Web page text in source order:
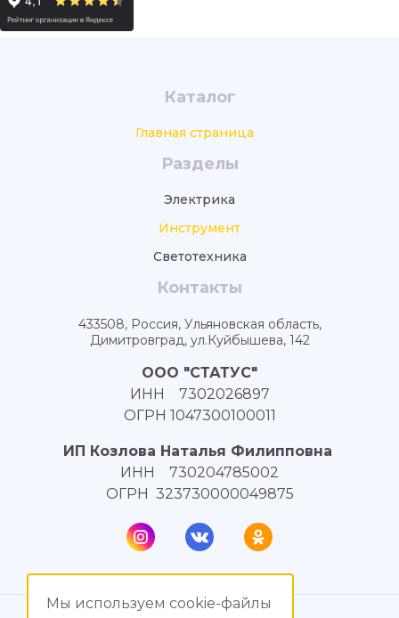
Мы используем cookie-файлы
Каталог
Главная страница
Разделы
Электрика
Инструмент
Светотехника
Контакты
433508, Россия, Ульяновская область,
Димитровград, ул.Куйбышева, 142
ООО "СТАТУС"
ИНН 7302026897
ОГРН 1047300100011
ИП Козлова Наталья Филипповна
ИНН 730204785002
ОГРН 323730000049875